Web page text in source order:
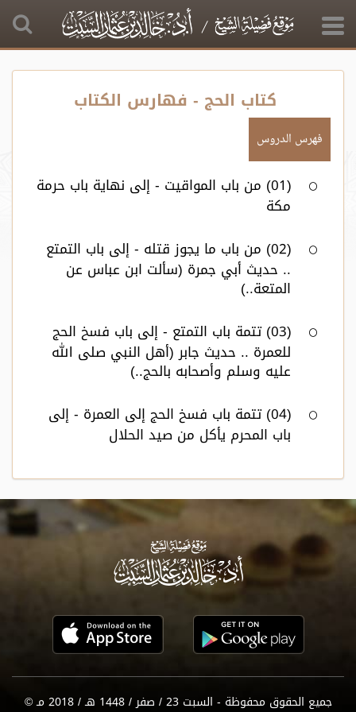
كتاب الحج - فهارس الكتاب
فهرس الدروس
(01) من باب المواقيت - إلى نهاية باب حرمة
مكة
(02) من باب ما يجوز قتله - إلى باب التمتع
.. حديث أبي جمرة (سألت ابن عباس عن
المتعة..)
(03) تتمة باب التمتع - إلى باب فسخ الحج
للعمرة .. حديث جابر (أهل النبي صلى الله
عليه وسلم وأصحابه بالحج..)
(04) تتمة باب فسخ الحج إلى العمرة - إلى
باب المحرم يأكل من صيد الحلال
جميع الحقوق محفوظة - السبت 23 / صفر / 1448 هـ / 2018 مـ ©